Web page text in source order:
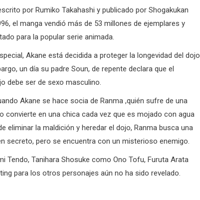
por Rumiko Takahashi y publicado por Shogakukan
el manga vendió más de 53 millones de ejemplares y
para la popular serie animada.
Akane está decidida a proteger la longevidad del dojo
un día su padre Soun, de repente declara que el
debe ser de sexo masculino.
Akane se hace socia de Ranma ,quién sufre de una
convierte en una chica cada vez que es mojado con agua
eliminar la maldición y heredar el dojo, Ranma busca una
secreto, pero se encuentra con un misterioso enemigo.
Tendo, Tanihara Shosuke como Ono Tofu, Furuta Arata
para los otros personajes aún no ha sido revelado.